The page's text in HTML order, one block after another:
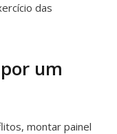
das
um
montar painel